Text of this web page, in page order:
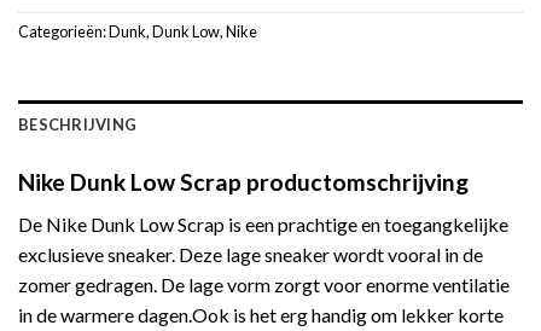
Categorieën:Dunk,Dunk Low,Nike
BESCHRIJVING
Nike Dunk Low Scrap productomschrijving
De Nike Dunk Low Scrap is een prachtige en toegangkelijke
exclusieve sneaker. Deze lage sneaker wordt vooral in de
zomer gedragen. De lage vorm zorgt voor enorme ventilatie
in de warmere dagen.Ook is het erg handig om lekker korte